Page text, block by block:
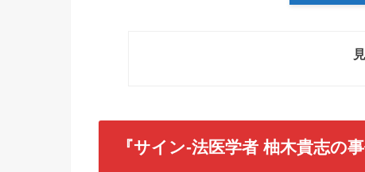
『サイン-法医学者 柚木貴志の